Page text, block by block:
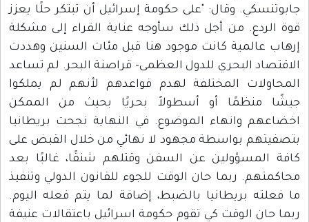
جابوتنسكي. وقال: "على حكومة إسرائيل أن تبتكر حلًا يعزز
قوة الردع. من أجل ذلك سأوجه عناية القراء إلى مشكلة
إرهاب عالمية كانت موجود هنا قبل مئات السنين وهددت
الاقتصاد البحري للدول العظمى- قراصنة البحر. لم تساعد
المحاولات المختلفة لهدم قواعدهم لأنهم لم يملكوا
جيشًا منظمًا أو أسطولاً بحريًا بحيث من الممكن
اخضاعهم وانهاء الموضوع. في النهاية نجحت بريطانيا
بتصفيتهم بواسطة مجهود لا نهائي من خلال القبض على
كافة المسؤولين عن السفن وقتلهم شنقًا، غالبًا بعد
محاكمتهم. ربما حان الوقت للجوء للقانون الدولي وتنفيذ
ما فعلته بريطانيا بالضبط، إضافة لما يتم فعله اليوم.
ربما حان الوقت كي تقوم حكومة اسرائيل باعتقالات عنيفة